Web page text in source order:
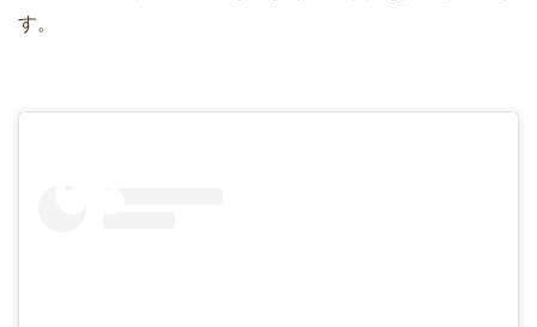
す。